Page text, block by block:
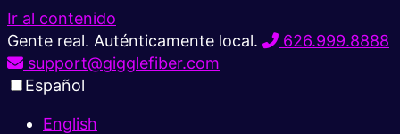
Ir al contenido
Gente real. Auténticamente local.
626.999.8888
support@gigglefiber.com
Español
English